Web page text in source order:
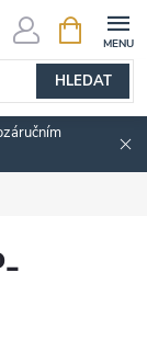
HLEDAT
NÁKUPNÍ
KOŠÍK